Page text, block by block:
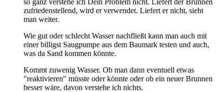
zufriedenstellend, wird er verwendet. Liefert er nicht, sieht
man weiter.
Wie gut oder schlecht Wasser nachfließt kann man auch mit
einer billigst Saugpumpe aus dem Baumark testen und auch,
was da Sand kommen könnte.
Kommt zuwenig Wasser. Ob man dann eventuell etwas
"reaktivieren" müsste oder könnte oder ob ein neuer Brunnen
besser wäre, davon verstehe ich nichts.